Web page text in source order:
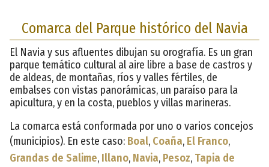
Comarca del Parque histórico del Navia
El Navia y sus afluentes dibujan su orografía. Es un gran
parque temático cultural al aire libre a base de castros y
de aldeas, de montañas, ríos y valles fértiles, de
embalses con vistas panorámicas, un paraíso para la
apicultura, y en la costa, pueblos y villas marineras.
La comarca está conformada por uno o varios concejos
(municipios). En este caso: Boal, Coaña, El Franco,
Grandas de Salime, Illano, Navia, Pesoz, Tapia de